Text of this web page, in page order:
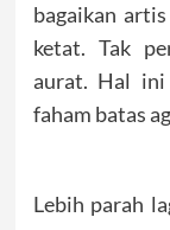
bagaikan
ketat. Tak
aurat. Hal
faham batas
Lebih parah